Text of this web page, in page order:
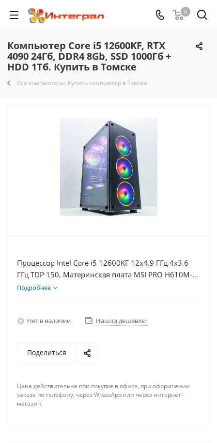
0
Компьютер Core i5 12600KF, RTX
4090 24Гб, DDR4 8Gb, SSD 1000Гб +
HDD 1Тб. Купить в Томске
Все компьютеры. Купить компьютер в Томске
Процессор Intel Core i5 12600KF 12x4.9 ГГц 4x3.6
ГГц TDP 150, Материнская плата MSI PRO H610M-E,
Видеокарта RTX 4090 24Гб, Память DDR4 8Gb,
Подробнее
Нет в наличии Нашли дешевле?
Поделиться
Цена действительна при покупке в офисе, при оформлении
заказа по телефону, через WhatsApp или через интернет-
магазин.